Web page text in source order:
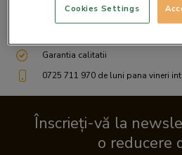
Livrare gratuita incepand cu 200 lei
Garantia calitatii
0725 711 970 de luni pana vineri
Înscrieți-vă la
o reducere
Cookies Settings